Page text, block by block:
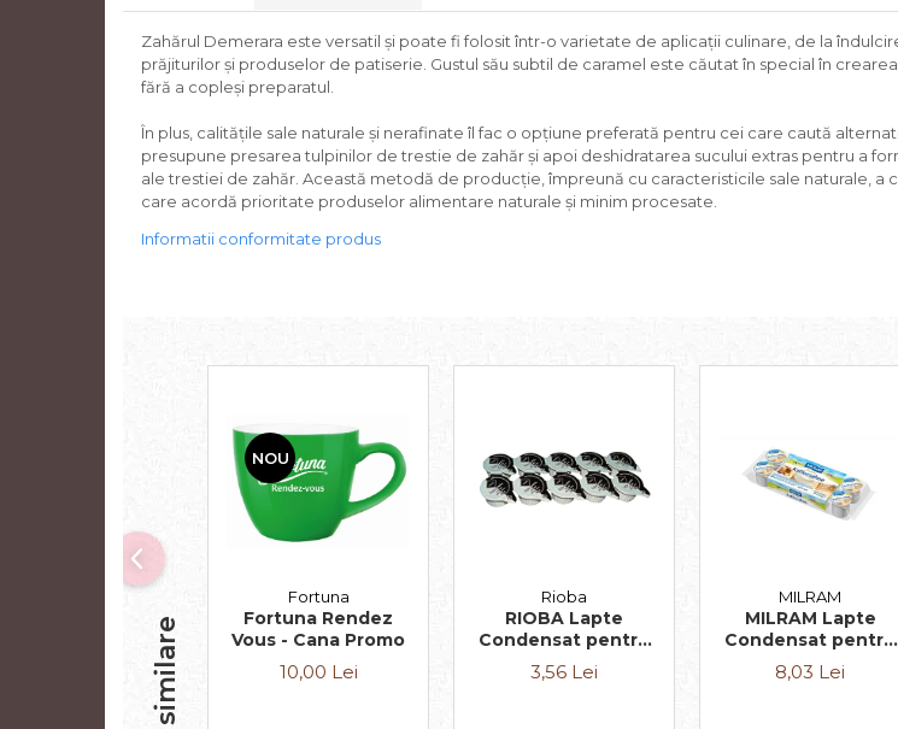
Zahărul Demerara este versatil și poate fi folosit într-o varietate de aplicații culinare, de la
prăjiturilor și produselor de patiserie. Gustul său subtil de caramel este căutat în special în
fără a copleși preparatul.
În plus, calitățile sale naturale și nerafinate îl fac o opțiune preferată pentru cei care caută
presupune presarea tulpinilor de trestie de zahăr și apoi deshidratarea sucului extras pentru a
ale trestiei de zahăr. Această metodă de producție, împreună cu caracteristicile sale naturale,
care acordă prioritate produselor alimentare naturale și minim procesate.
Informatii conformitate produs
NOU
Fortuna
Fortuna Rendez
Vous - Cana Promo
10,00 Lei
Rioba
RIOBA Lapte
Condensat pentru
Cafea 10x7.5g
3,56 Lei
MILRAM
MILRAM Lapte
Condensat pentru
Cafea cu Aroma
Irish Cream 10x14g
8,03 Lei